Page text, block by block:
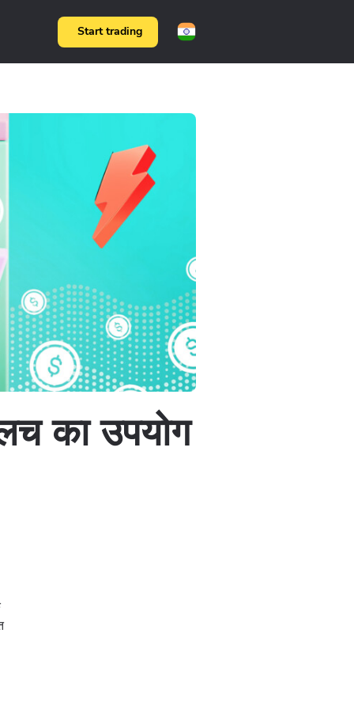
Start trading
का उपयोग